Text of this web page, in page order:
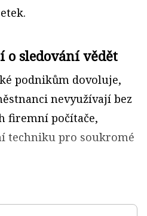
o sledování vědět
podnikům dovoluje,
nevyužívají bez
firemní počítače,
techniku pro soukromé